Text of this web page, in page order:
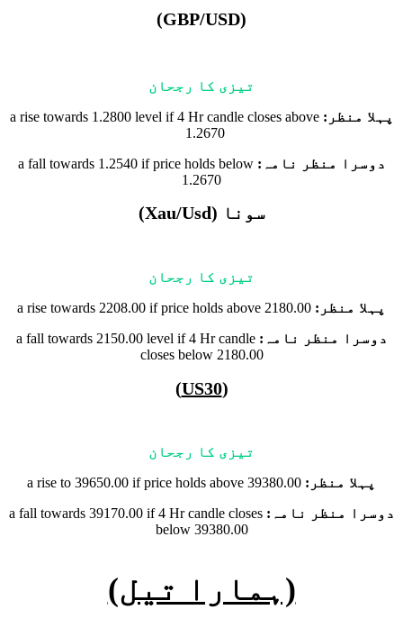
(GBP/USD)
تیزی کا رجحان
پہلا منظر:a rise towards 1.2800 level if 4 Hr candle closes above
1.2670
دوسرا منظر نامہ: a fall towards 1.2540 if price holds below
1.2670
سونا (Xau/Usd)
تیزی کا رجحان
پہلا منظر: a rise towards 2208.00 if price holds above 2180.00
دوسرا منظر نامہ:a fall towards 2150.00 level if 4 Hr candle
closes below 2180.00
(
US30
)
تیزی کا رجحان
پہلا منظر: a rise to 39650.00 if price holds above 39380.00
دوسرا منظر نامہ:a fall towards 39170.00 if 4 Hr candle closes
below 39380.00
(ہمارا تیل)